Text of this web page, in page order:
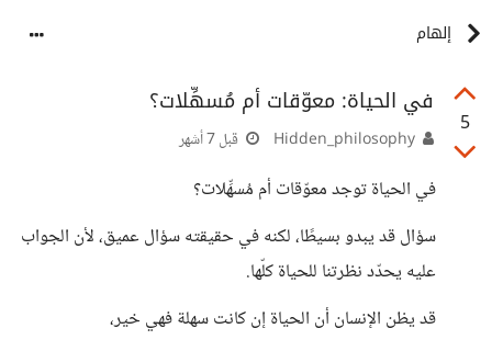
إلهام
5
في الحياة: معوّقات أم مُسهِّلات؟
قبل 7 أشهر
في الحياة توجد معوّقات أم مُسهِّلات؟
سؤال قد يبدو بسيطًا، لكنه في حقيقته سؤال عميق، لأن الجواب
عليه يحدّد نظرتنا للحياة كلّها.
قد يظن الإنسان أن الحياة إن كانت سهلة فهي خير،